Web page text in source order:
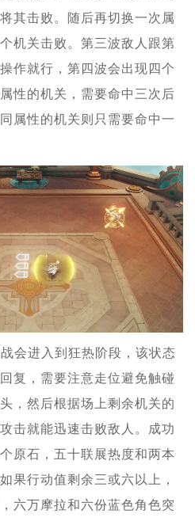
其击败。随后再切换一次属
机关击败。第三波敌人跟第
作就行，第四波会出现四个
性的机关，需要命中三次后
属性的机关则只需要命中一
会进入到狂热阶段，该状态
复，需要注意走位避免触碰
，然后根据场上剩余机关的
击就能迅速击败敌人。成功
原石，五十联展热度和两本
果行动值剩余三或六以上，
六万摩拉和六份蓝色角色突